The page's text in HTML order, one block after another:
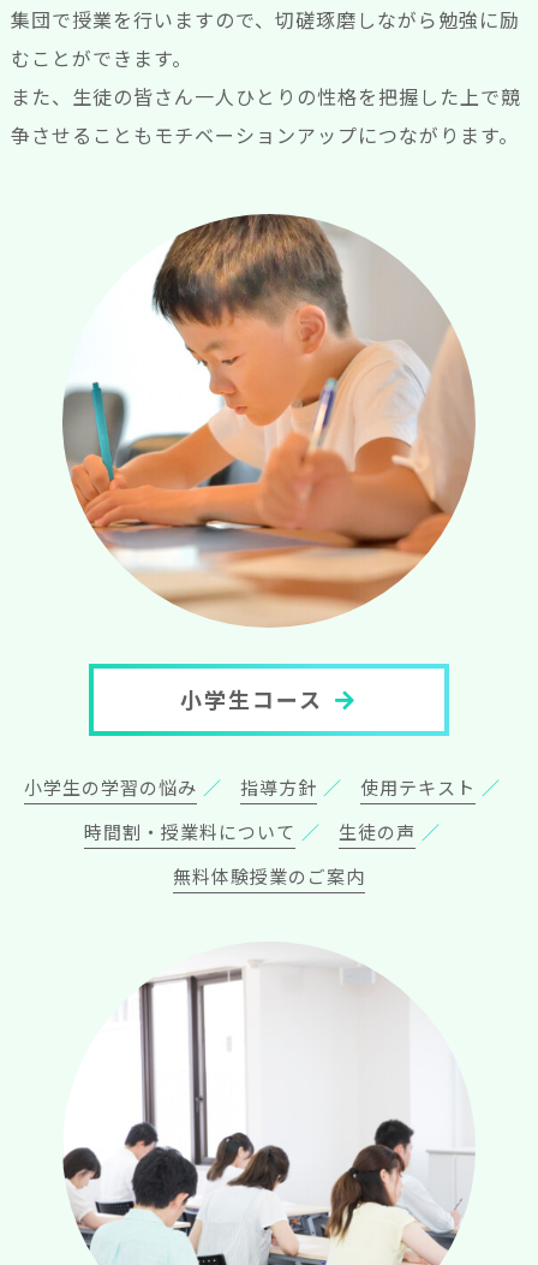
集団で授業を行いますので、切磋琢磨しながら勉強に励
むことができます。
また、生徒の皆さん一人ひとりの性格を把握した上で競
争させることもモチベーションアップにつながります。
小学生コース
小学生の学習の悩み 指導方針
使用テキスト
時間割・授業料について
生徒の声
無料体験授業のご案内